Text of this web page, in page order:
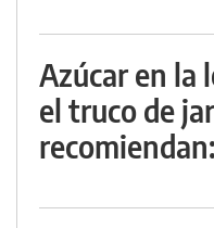
Azúcar en la
el truco de